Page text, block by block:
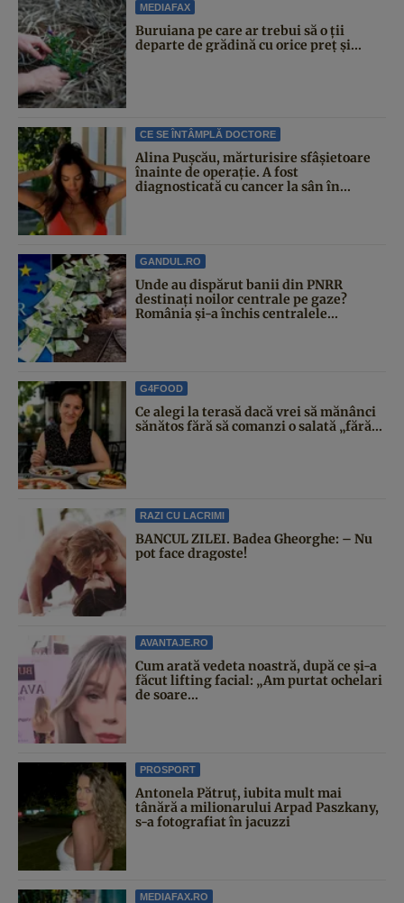
MEDIAFAX
Buruiana pe care ar trebui să o ții
departe de grădină cu orice preț și...
CE SE ÎNTÂMPLĂ DOCTORE
Alina Pușcău, mărturisire sfâșietoare
înainte de operație. A fost
diagnosticată cu cancer la sân în...
GANDUL.RO
Unde au dispărut banii din PNRR
destinați noilor centrale pe gaze?
România și-a închis centralele...
G4FOOD
Ce alegi la terasă dacă vrei să mănânci
sănătos fără să comanzi o salată „fără...
RAZI CU LACRIMI
BANCUL ZILEI. Badea Gheorghe: – Nu
pot face dragoste!
AVANTAJE.RO
Cum arată vedeta noastră, după ce și-a
făcut lifting facial: „Am purtat ochelari
de soare...
PROSPORT
Antonela Pătruț, iubita mult mai
tânără a milionarului Arpad Paszkany,
s-a fotografiat în jacuzzi
MEDIAFAX.RO